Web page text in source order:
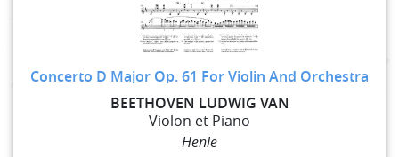
Concerto D Major Op. 61 For Violin And Orchestra
BEETHOVEN LUDWIG VAN
Violon et Piano
Henle